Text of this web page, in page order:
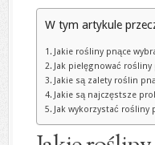
W tym artykule
Jakie rośliny pnące
Jak pielęgnować rośliny
Jakie są zalety roślin
Jakie są najczęstsze
Jak wykorzystać rośliny